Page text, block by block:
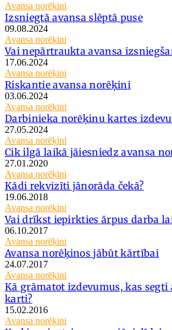
Avansa norēķini
Izsniegtā avansa slēptā puse
09.08.2024
Avansa norēķini
Vai nepārtraukta avansa
17.06.2024
Avansa norēķini
Riskantie avansa norēķini
03.06.2024
Avansa norēķini
Darbinieka norēķinu kartes
27.05.2024
Avansa norēķini
Cik ilgā laikā jāiesniedz avansa
27.01.2020
Avansa norēķini
Kādi rekvizīti jānorāda čekā?
19.06.2018
Avansa norēķini
Vai drīkst iepirkties ārpus darba
06.10.2017
Avansa norēķini
Avansa norēķinos jābūt kārtībai
24.07.2017
Avansa norēķini
Kā grāmatot izdevumus, kas
karti?
15.02.2016
Avansa norēķini